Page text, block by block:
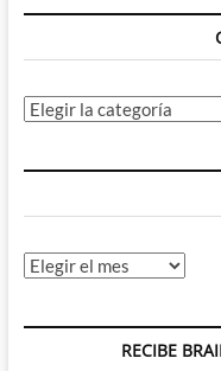
Categorías
Archivos
RECIBE